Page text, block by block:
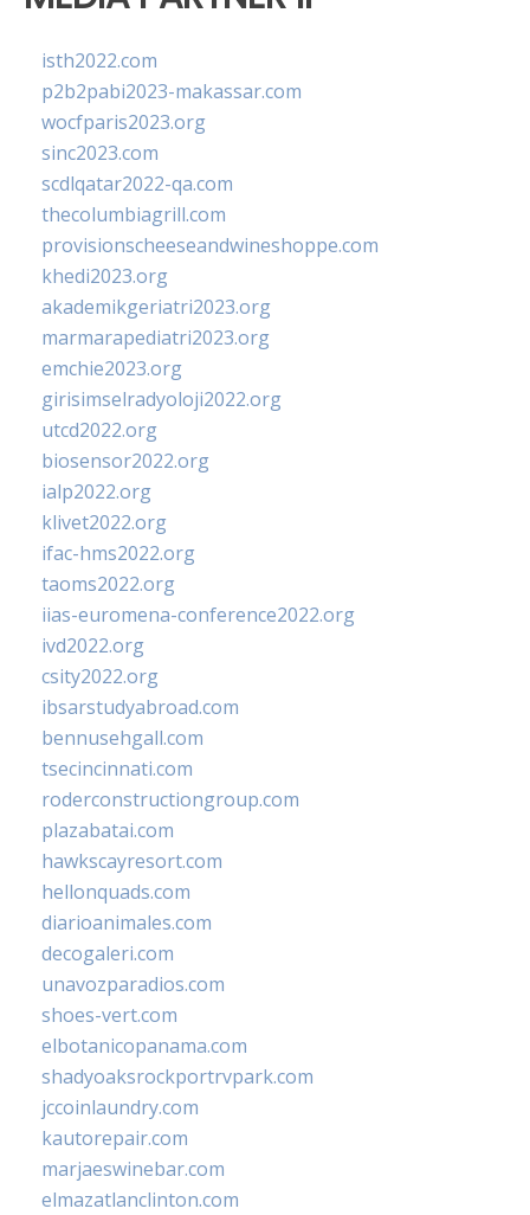
isth2022.com
p2b2pabi2023-makassar.com
wocfparis2023.org
sinc2023.com
scdlqatar2022-qa.com
thecolumbiagrill.com
provisionscheeseandwineshoppe.com
khedi2023.org
akademikgeriatri2023.org
marmarapediatri2023.org
emchie2023.org
girisimselradyoloji2022.org
utcd2022.org
biosensor2022.org
ialp2022.org
klivet2022.org
ifac-hms2022.org
taoms2022.org
iias-euromena-conference2022.org
ivd2022.org
csity2022.org
ibsarstudyabroad.com
bennusehgall.com
tsecincinnati.com
roderconstructiongroup.com
plazabatai.com
hawkscayresort.com
hellonquads.com
diarioanimales.com
decogaleri.com
unavozparadios.com
shoes-vert.com
elbotanicopanama.com
shadyoaksrockportrvpark.com
jccoinlaundry.com
kautorepair.com
marjaeswinebar.com
elmazatlanclinton.com